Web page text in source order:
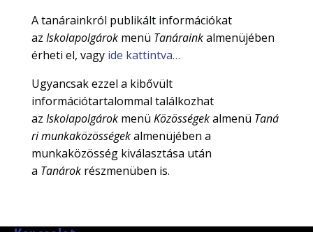
A tanárainkról publikált információkat
az Iskolapolgárokmenü Tanárainkalmenüjében
érheti el, vagy ide kattintva…
Ugyancsak ezzel a kibővült
információtartalommal találkozhat
az Iskolapolgárokmenü Közösségekalmenü Taná
ri munkaközösségekalmenüjében a
munkaközösség kiválasztása után
a Tanárokrészmenüben is.